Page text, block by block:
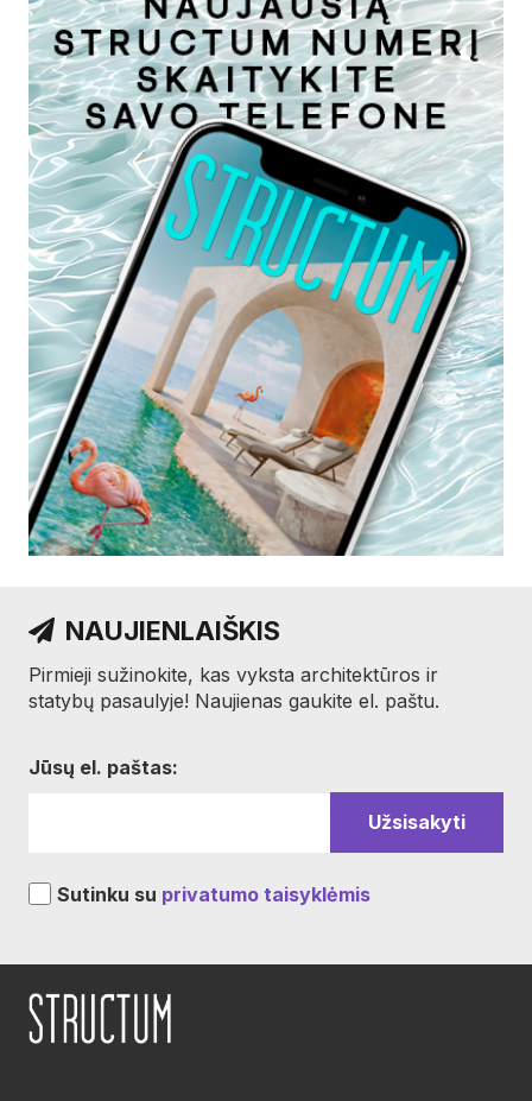
NAUJIENLAIŠKIS
Pirmieji sužinokite, kas vyksta architektūros ir
statybų pasaulyje! Naujienas gaukite el. paštu.
Jūsų el. paštas:
Sutinku su privatumo taisyklėmis